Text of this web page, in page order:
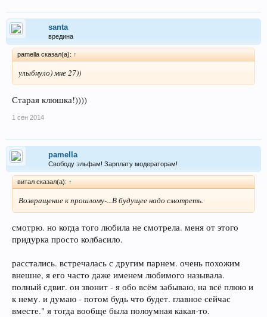
santa
вредина
pamella сказал(а): ↑
улыбнуло) мне 27))
Старая клюшка!))))
1 сен 2014
pamella
Свободу эльфам! Зарплату модераторам!
витал сказал(а): ↑
Возвращение к прошлому-...В будущее надо смотреть.
смотрю. но когда того любила не смотрела. меня от этого
придурка просто колбасило.
расстались. встречалась с другим парнем. очень похожим
внешне, я его часто даже именем любимого называла.
полный сдвиг. он звонит - я обо всём забываю, на всё плюю и
к нему. и думаю - потом будь что будет. главное сейчас
вместе." я тогда вообще была полоумная какая-то.